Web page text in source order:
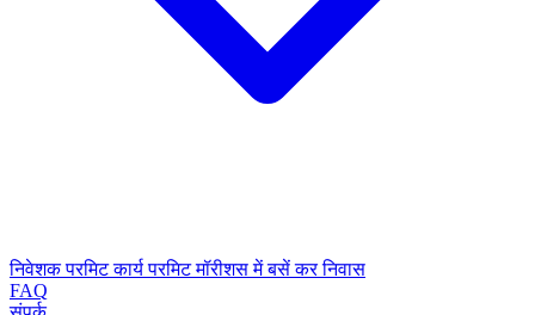
निवेशक परमिटकार्य परमिटमॉरीशस में बसेंकर निवास
FAQ